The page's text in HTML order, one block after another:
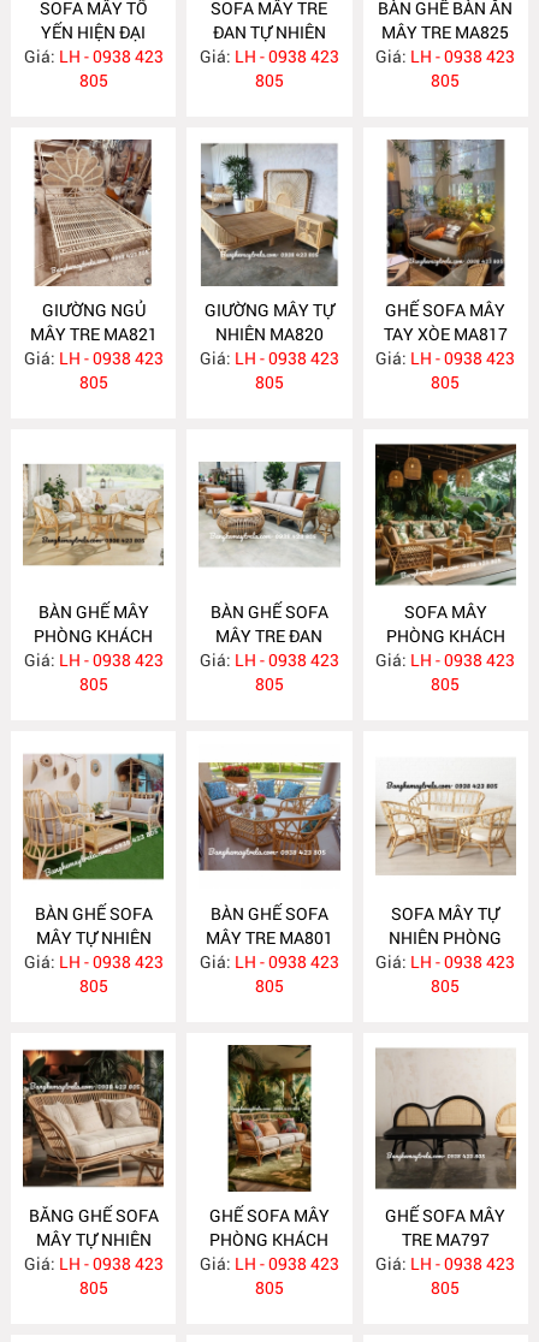
SOFA MÂY TỔ
YẾN HIỆN ĐẠI
MA831
Giá: LH - 0938 423
805
SOFA MÂY TRE
ĐAN TỰ NHIÊN
MA830
Giá: LH - 0938 423
805
BÀN GHẾ BÀN ĂN
MÂY TRE MA825
Giá: LH - 0938 423
805
GIƯỜNG NGỦ
MÂY TRE MA821
Giá: LH - 0938 423
805
GIƯỜNG MÂY TỰ
NHIÊN MA820
Giá: LH - 0938 423
805
GHẾ SOFA MÂY
TAY XÒE MA817
Giá: LH - 0938 423
805
BÀN GHẾ MÂY
PHÒNG KHÁCH
NHỎ GỌN MA814
Giá: LH - 0938 423
805
BÀN GHẾ SOFA
MÂY TRE ĐAN
MA813
Giá: LH - 0938 423
805
SOFA MÂY
PHÒNG KHÁCH
MA812
Giá: LH - 0938 423
805
BÀN GHẾ SOFA
MÂY TỰ NHIÊN
PHÒNG KHÁCH
MA811
Giá: LH - 0938 423
805
BÀN GHẾ SOFA
MÂY TRE MA801
Giá: LH - 0938 423
805
SOFA MÂY TỰ
NHIÊN PHÒNG
KHÁCH MA800
Giá: LH - 0938 423
805
BĂNG GHẾ SOFA
MÂY TỰ NHIÊN
PHÒNG KHÁCH
MA799
Giá: LH - 0938 423
805
GHẾ SOFA MÂY
PHÒNG KHÁCH
MA798
Giá: LH - 0938 423
805
GHẾ SOFA MÂY
TRE MA797
Giá: LH - 0938 423
805